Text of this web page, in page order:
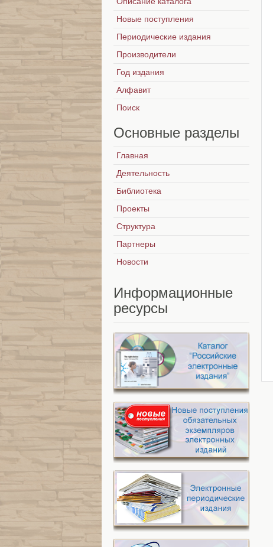
Новые поступления
Периодические издания
Производители
Год издания
Алфавит
Поиск
Основные разделы
Главная
Деятельность
Библиотека
Проекты
Структура
Партнеры
Новости
Информационные
ресурсы